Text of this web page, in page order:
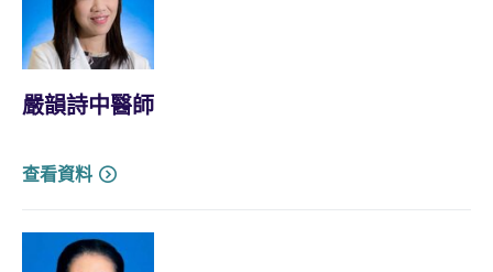
嚴韻詩中醫師
查看資料